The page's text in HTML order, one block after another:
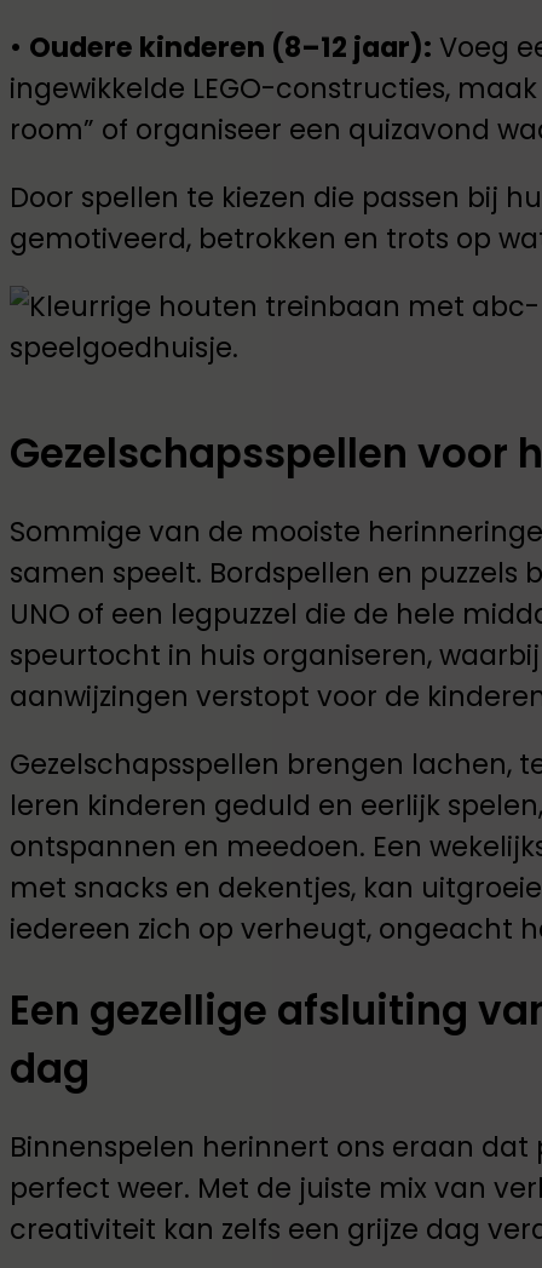
• Oudere kinderen (8–12 jaar): Voeg
ingewikkelde LEGO-constructies,
room” of organiseer een quizavond
Door spellen te kiezen die passen bij
gemotiveerd, betrokken en trots op
Gezelschapsspellen voor
Sommige van de mooiste
samen speelt. Bordspellen en
UNO of een legpuzzel die de hele
speurtocht in huis organiseren,
aanwijzingen verstopt voor de
Gezelschapsspellen brengen lachen,
leren kinderen geduld en eerlijk
ontspannen en meedoen. Een
met snacks en dekentjes, kan
iedereen zich op verheugt, ongeacht
Een gezellige afsluiting
dag
Binnenspelen herinnert ons eraan dat
perfect weer. Met de juiste mix van
creativiteit kan zelfs een grijze dag